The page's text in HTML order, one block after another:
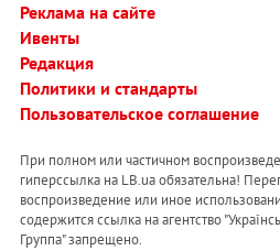
Реклама на сайте
Ивенты
Редакция
Политики и стандарты
Пользовательское соглашение
При полном или частичном
гиперссылка на LB.ua обязательна!
воспроизведение или иное
содержится ссылка на агентство
Группа" запрещено.